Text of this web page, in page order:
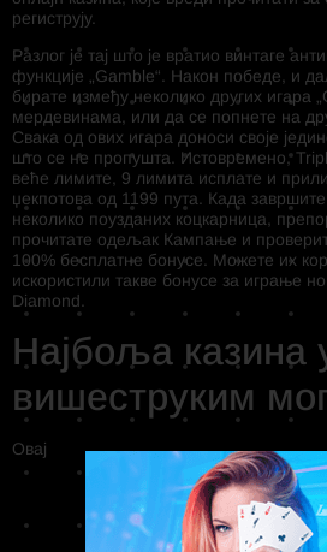
региструју.
Разлог је тај што је вратио винтаге
функције „Gamble“. Након победе, и
бирате између неколико других игара
мердевинама, или да се попнете на
Свака од ових игара доноси своје
што се не пропушта. Истовремено,
веће лимите, 9 лимита исплате и
џекпотова од 1199 пута. Када
неколико поузданих коцкарница,
прочитате одељак Кампање и
100% бесплатне бонусе. Можете их
искористили такве бонусе за играње
Diamond.
Најбоља казина
вишеструким
Овај